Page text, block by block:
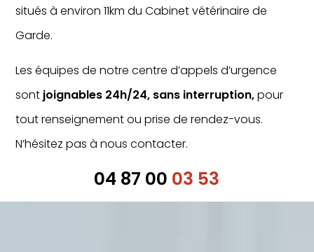
situés à environ 11km du Cabinet vétérinaire de
Garde.
Les équipes de notre centre d’appels d’urgence
sont joignables 24h/24, sans interruption,pour
tout renseignement ou prise de rendez-vous.
N’hésitez pas à nous contacter.
04 87 00 03 53